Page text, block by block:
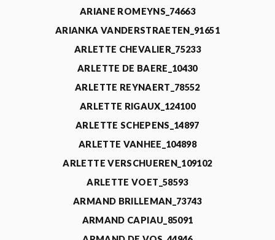
ARIANE ROMEYNS_74663
ARIANKA VANDERSTRAETEN_91651
ARLETTE CHEVALIER_75233
ARLETTE DE BAERE_10430
ARLETTE REYNAERT_78552
ARLETTE RIGAUX_124100
ARLETTE SCHEPENS_14897
ARLETTE VANHEE_104898
ARLETTE VERSCHUEREN_109102
ARLETTE VOET_58593
ARMAND BRILLEMAN_73743
ARMAND CAPIAU_85091